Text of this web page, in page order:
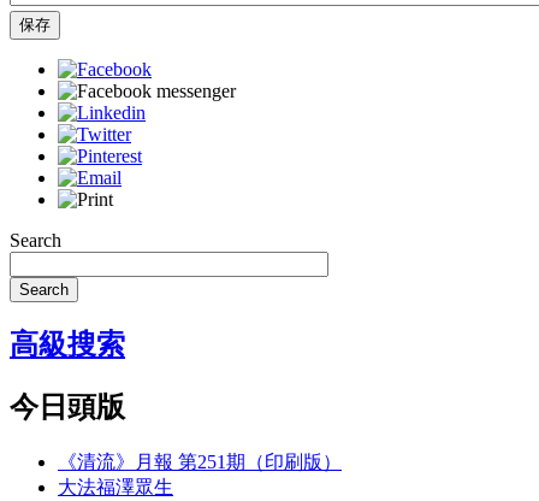
保存
Search
Search
高級搜索
今日頭版
《清流》月報 第251期（印刷版）
大法福澤眾生